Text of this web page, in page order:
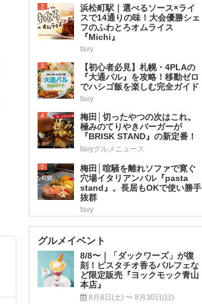
2
浜松町駅｜選べるソース×ライ
スで14通りの味！大会優勝シェ
フのふわとろオムライス
『Michi』
favy
3
【初心者必見】札幌・4PLAの
『大通バル』を攻略！移動ゼロ
でハシゴ飯を楽しむ完全ガイド
favy
4
梅田│切ったやつの次はこれ。
極みのてりやきバーガーが
『BRISK STAND』の新定番！
favyグルメニュース
5
梅田│喧騒を離れソファで寛ぐ
穴場イタリアンバル『pasta
stand』。長居もOKで使い勝手
抜群
favy
グルメイベント
8/8〜｜「ダックワーズ」が復
刻！ピスタチオ香るパルフェな
ど限定販売『ヨックモック青山
本店』
8月8日(土) 〜 8月30日(日)